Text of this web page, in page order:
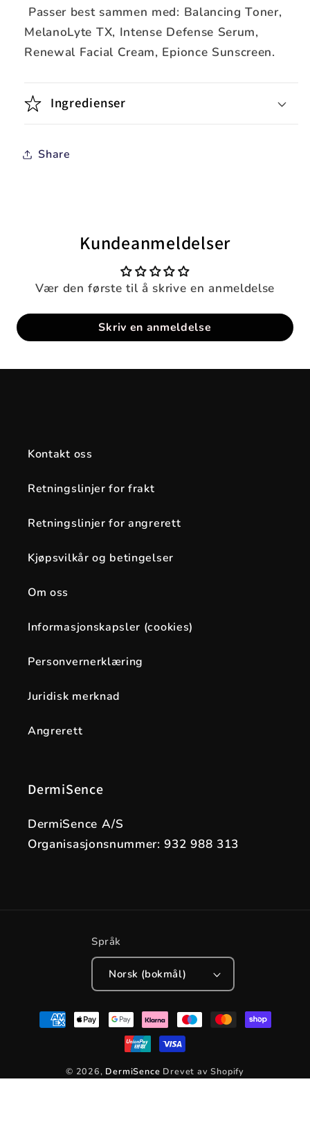
Passer best sammen med: Balancing Toner,
MelanoLyte TX, Intense Defense Serum,
Renewal Facial Cream, Epionce Sunscreen.
Ingredienser
Share
Kundeanmeldelser
Vær den første til å skrive en anmeldelse
Skriv en anmeldelse
Kontakt oss
Retningslinjer for frakt
Retningslinjer for angrerett
Kjøpsvilkår og betingelser
Om oss
Informasjonskapsler (cookies)
Personvernerklæring
Juridisk merknad
Angrerett
DermiSence
DermiSence A/S
Organisasjonsnummer: 932 988 313
Språk
Norsk (bokmål)
Betalingsmåter
© 2026, DermiSence Drevet av Shopify